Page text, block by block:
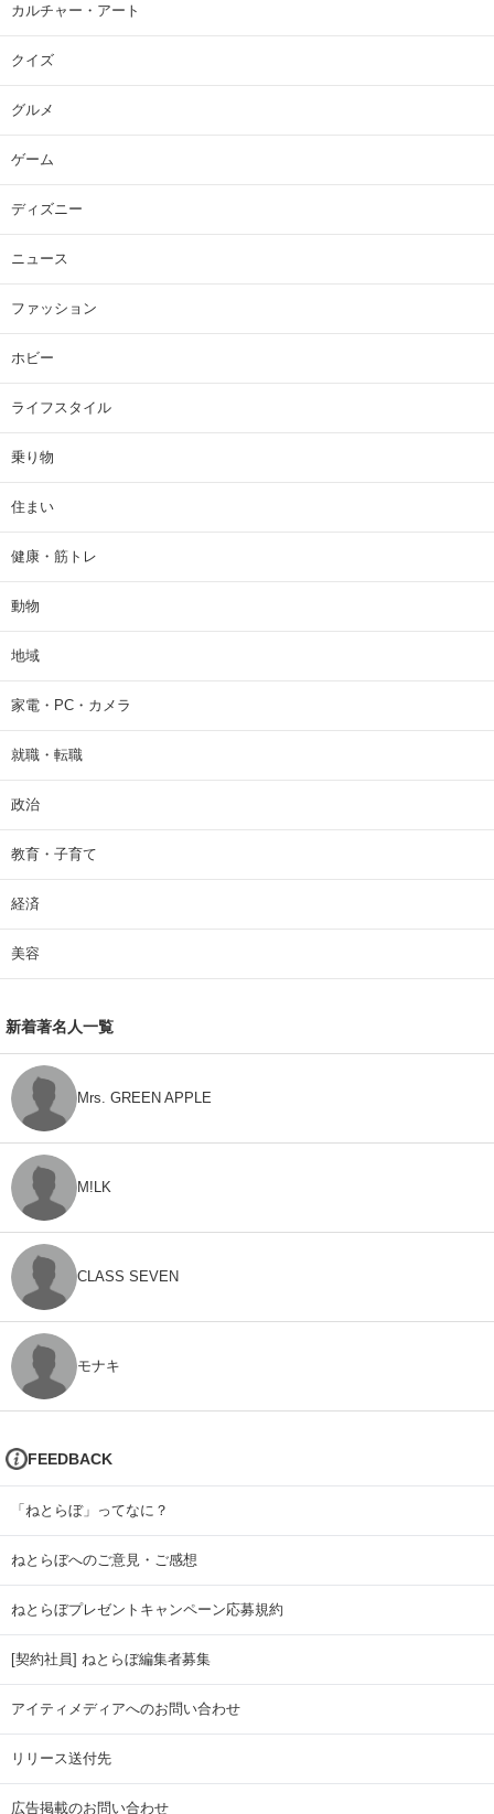
カルチャー・アート
クイズ
グルメ
ゲーム
ディズニー
ニュース
ファッション
ホビー
ライフスタイル
乗り物
住まい
健康・筋トレ
動物
地域
家電・PC・カメラ
就職・転職
政治
教育・子育て
経済
美容
新着著名人一覧
Mrs. GREEN APPLE
M!LK
CLASS SEVEN
モナキ
FEEDBACK
「ねとらぼ」ってなに？
ねとらぼへのご意見・ご感想
ねとらぼプレゼントキャンペーン応募規約
[契約社員] ねとらぼ編集者募集
アイティメディアへのお問い合わせ
リリース送付先
広告掲載のお問い合わせ